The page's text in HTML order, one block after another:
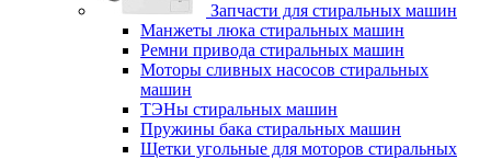
Запчасти для стиральных машин
Манжеты люка стиральных машин
Ремни привода стиральных машин
Моторы сливных насосов стиральных
машин
ТЭНы стиральных машин
Пружины бака стиральных машин
Щетки угольные для моторов стиральных